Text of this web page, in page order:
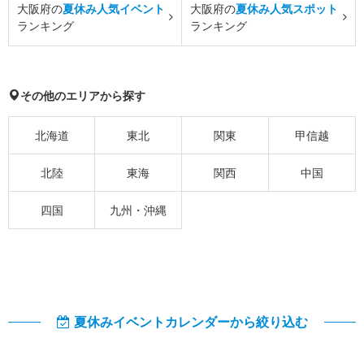
大阪府の夏休み人気イベント
ランキング
大阪府の夏休み人気スポット
ランキング
その他のエリアから探す
北海道 東北 関東 甲信越
北陸 東海 関西 中国
四国 九州・沖縄
夏休みイベントカレンダーから絞り込む